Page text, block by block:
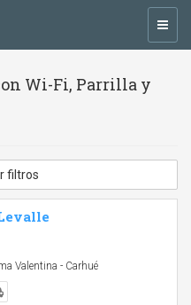
Wi-Fi, Parrilla y
filtros
Valentina - Carhué